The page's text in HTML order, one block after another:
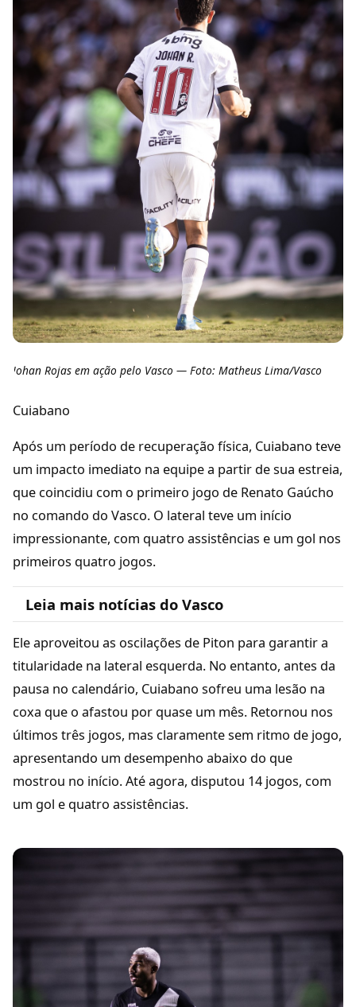
Johan Rojas em ação pelo Vasco — Foto: Matheus Lima/Vasco
Cuiabano
Após um período de recuperação física, Cuiabano teve
um impacto imediato na equipe a partir de sua estreia,
que coincidiu com o primeiro jogo de Renato Gaúcho
no comando do Vasco. O lateral teve um início
impressionante, com quatro assistências e um gol nos
primeiros quatro jogos.
Leia mais notícias do Vasco
Ele aproveitou as oscilações de Piton para garantir a
titularidade na lateral esquerda. No entanto, antes da
pausa no calendário, Cuiabano sofreu uma lesão na
coxa que o afastou por quase um mês. Retornou nos
últimos três jogos, mas claramente sem ritmo de jogo,
apresentando um desempenho abaixo do que
mostrou no início. Até agora, disputou 14 jogos, com
um gol e quatro assistências.